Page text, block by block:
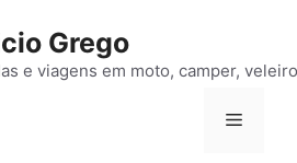
Grego
e viagens em moto, camper,
Menu